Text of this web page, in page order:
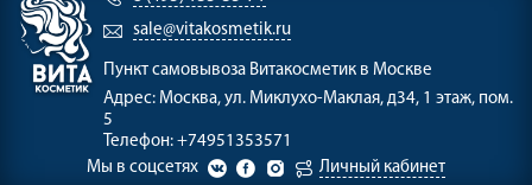
sale@vitakosmetik.ru
Пункт самовывоза Витакосметик в Москве
Адрес: Москва, ул. Миклухо-Маклая, д34, 1 этаж, пом.
5
Телефон: +74951353571
Мы в соцсетях
Личный кабинет